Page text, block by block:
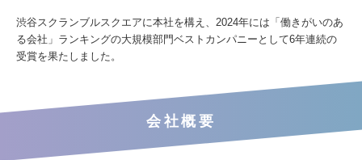
渋谷スクランブルスクエアに本社を構え、2024年には「働きがいのあ
る会社」ランキングの大規模部門ベストカンパニーとして6年連続の
受賞を果たしました。
会社概要